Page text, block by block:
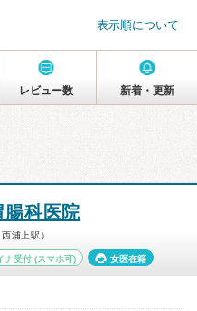
表示順について
レビュー数 新着・更新
腸科医院
浦上駅）
ナ受付 (スマホ可) 女医在籍